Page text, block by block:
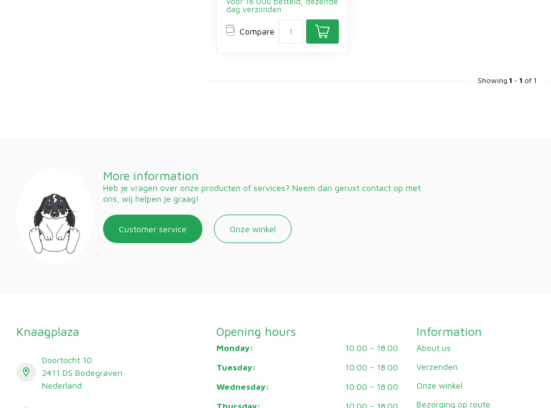
dag verzonden
Compare
Showing 1 - 1 of 1
More information
Heb je vragen over onze producten of services? Neem dan gerust contact op met
ons, wij helpen je graag!
Customer service Onze winkel
Knaagplaza
Doortocht 10
2411 DS Bodegraven
Nederland
Opening hours
Monday:
10.00 - 18.00
Tuesday:
10.00 - 18.00
Wednesday:
10.00 - 18.00
Thursday:
10.00 - 18.00
Information
About us
Verzenden
Onze winkel
Bezorging op route